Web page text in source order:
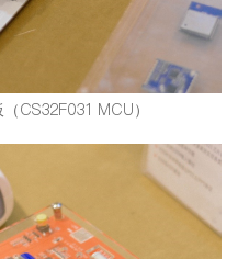
CS32F031 MCU）